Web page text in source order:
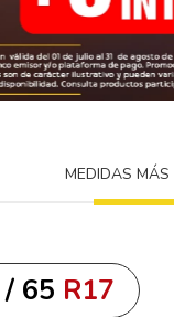
MEDIDAS MÁS
65 R17